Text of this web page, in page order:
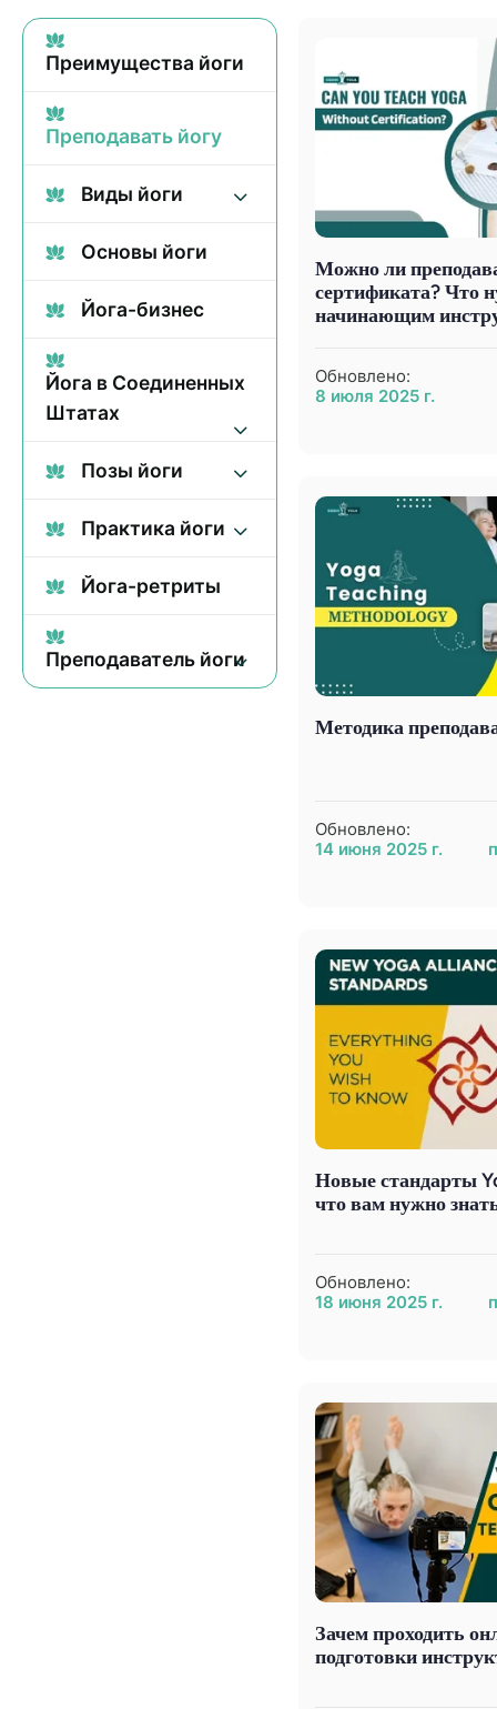
Преимущества йоги
Преподавать йогу
Виды йоги
Основы йоги
Йога-бизнес
Йога в Соединенных
Штатах
Позы йоги
Практика йоги
Йога-ретриты
Преподаватель йоги
Можно ли
сертификата? Что
начинающим
Обновлено:
8 июля 2025 г.
Методика
Обновлено:
14 июня 2025 г.
Новые стандарты
что вам нужно
Обновлено:
18 июня 2025 г.
Зачем проходить
подготовки